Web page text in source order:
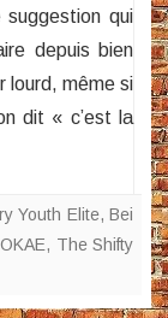
(4)
qui
depuis bien
lourd, même si
dit « c’est la
Youth Elite,Bei
, The Shifty